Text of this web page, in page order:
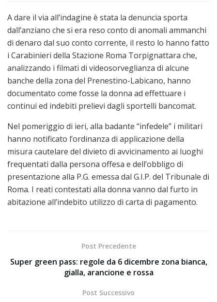
A dare il via all’indagine è stata la denuncia sporta
dall’anziano che si era reso conto di anomali ammanchi
di denaro dal suo conto corrente, il resto lo hanno fatto
i Carabinieri della Stazione Roma Torpignattara che,
analizzando i filmati di videosorveglianza di alcune
banche della zona del Prenestino-Labicano, hanno
documentato come fosse la donna ad effettuare i
continui ed indebiti prelievi dagli sportelli bancomat.
Nel pomeriggio di ieri, alla badante “infedele” i militari
hanno notificato l’ordinanza di applicazione della
misura cautelare del divieto di avvicinamento ai luoghi
frequentati dalla persona offesa e dell’obbligo di
presentazione alla P.G. emessa dal G.I.P. del Tribunale di
Roma. I reati contestati alla donna vanno dal furto in
abitazione all’indebito utilizzo di carta di pagamento.
Post Precedente
Super green pass: regole da 6 dicembre zona bianca,
gialla, arancione e rossa
Post Successivo